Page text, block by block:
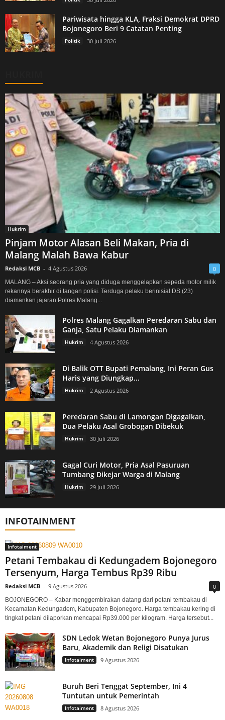
Pariwisata hingga KLA, Fraksi Demokrat DPRD
Bojonegoro Beri 9 Catatan Penting
Politik 30 Juli 2026
Hukrim
Pinjam Motor Alasan Beli Makan, Pria di
Malang Malah Bawa Kabur
Redaksi MCB - 4 Agustus 2026 0
MALANG – Aksi seorang pria yang diduga menggelapkan sepeda motor milik
rekannya berakhir di tangan polisi. Terduga pelaku berinisial DS (23)
diamankan jajaran Polres Malang...
Polres Malang Gagalkan Peredaran Sabu dan
Ganja, Satu Pelaku Diamankan
Hukrim 4 Agustus 2026
Di Balik OTT Bupati Pemalang, Ini Peran Gus
Haris yang Diungkap...
Hukrim 2 Agustus 2026
Peredaran Sabu di Lamongan Digagalkan,
Dua Pelaku Asal Grobogan Dibekuk
Hukrim 30 Juli 2026
Gagal Curi Motor, Pria Asal Pasuruan
Tumbang Dikejar Warga di Malang
Hukrim 29 Juli 2026
INFOTAINMENT
Infotaiment
Petani Tembakau di Kedungadem Bojonegoro
Tersenyum, Harga Tembus Rp39 Ribu
Redaksi MCB - 9 Agustus 2026 0
BOJONEGORO – Kabar menggembirakan datang dari petani tembakau di
Kecamatan Kedungadem, Kabupaten Bojonegoro. Harga tembakau kering di
tingkat petani dilaporkan mencapai Rp39.000 per kilogram. Harga tersebut...
SDN Ledok Wetan Bojonegoro Punya Jurus
Baru, Akademik dan Religi Disatukan
Infotaiment 9 Agustus 2026
Buruh Beri Tenggat September, Ini 4
Tuntutan untuk Pemerintah
Infotaiment 8 Agustus 2026